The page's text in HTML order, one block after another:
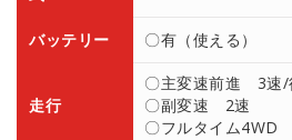
バッテリー 〇有（使える）
走行
〇主変速前進 3速
〇副変速 2速
〇フルタイム4WD